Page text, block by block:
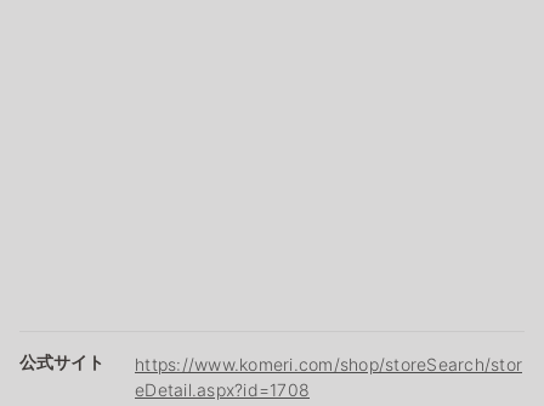
公式サイト
https://www.komeri.com/shop/storeSearch/stor
eDetail.aspx?id=1708